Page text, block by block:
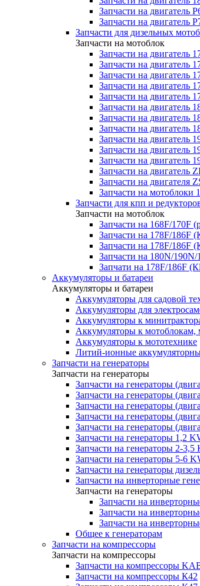
Запчасти на двигатель
Запчасти на двигатель
Запчасти для дизельных
Запчасти на мотоблок
Запчасти на двигатель
Запчасти на двигатель
Запчасти на двигатель
Запчасти на двигатель
Запчасти на двигатель
Запчасти на двигатель
Запчасти на двигатель
Запчасти на двигатель
Запчасти на двигатель
Запчасти на двигатель
Запчасти на двигатель
Запчасти на двигатель
Запчасти на двигателя
Запчасти на
Запчасти для кпп и
Запчасти на мотоблок
Запчасти на 168F/170F
Запчасти на 178F/
Запчасти на 178F/186F
Запчасти на 180N/
Запчати на 178F/186F
Аккумуляторы и батареи
Аккумуляторы и батареи
Аккумуляторы для садовой
Аккумуляторы для
Аккумуляторы к
Аккумуляторы к мотоблокам,
Аккумуляторы к мототехнике
Литий-ионные
Запчасти на генераторы
Запчасти на генераторы
Запчасти на генераторы
Запчасти на генераторы
Запчасти на генераторы
Запчасти на генераторы
Запчасти на генераторы
Запчасти на генераторы 1,2
Запчасти на генераторы 2-3,5
Запчасти на генераторы 5-6
Запчасти на генераторы
Запчасти на инверторные
Запчасти на генераторы
Запчасти на
Запчасти на
Запчасти на
Общее к генераторам
Запчасти на компрессоры
Запчасти на компрессоры
Запчасти на компрессоры
Запчасти на компрессоры К42